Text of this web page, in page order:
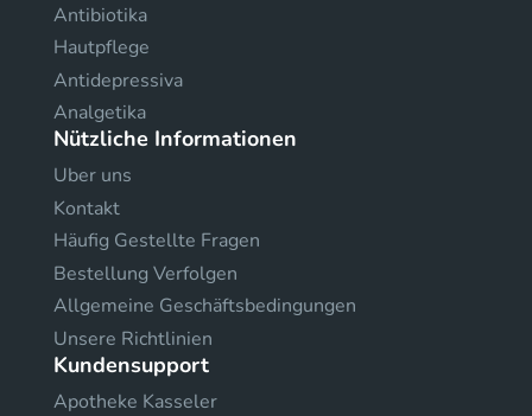
Antibiotika
Hautpflege
Antidepressiva
Analgetika
Nützliche Informationen
Uber uns
Kontakt
Häufig Gestellte Fragen
Bestellung Verfolgen
Allgemeine Geschäftsbedingungen
Unsere Richtlinien
Kundensupport
Apotheke Kasseler